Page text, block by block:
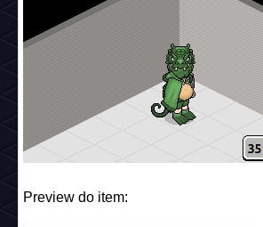
Preview do item: